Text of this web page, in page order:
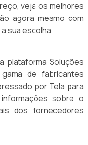
veja os melhores
agora mesmo com
sua escolha
plataforma Soluções
de fabricantes
por Tela para
sobre o
dos fornecedores